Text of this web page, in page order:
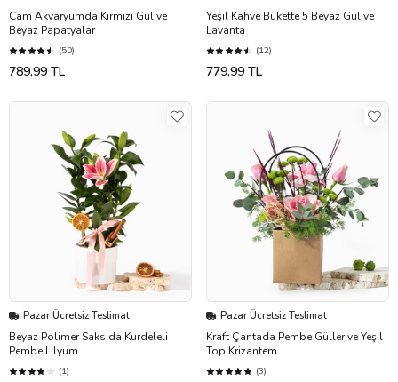
Cam Akvaryumda Kırmızı Gül ve
Beyaz Papatyalar
(50)
789,99 TL
Yeşil Kahve Bukette 5 Beyaz Gül ve
Lavanta
(12)
779,99 TL
Pazar Ücretsiz Teslimat
Beyaz Polimer Saksıda Kurdeleli
Pembe Lilyum
(1)
Pazar Ücretsiz Teslimat
Kraft Çantada Pembe Güller ve Yeşil
Top Krizantem
(3)